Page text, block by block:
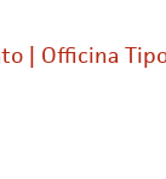
| Officina